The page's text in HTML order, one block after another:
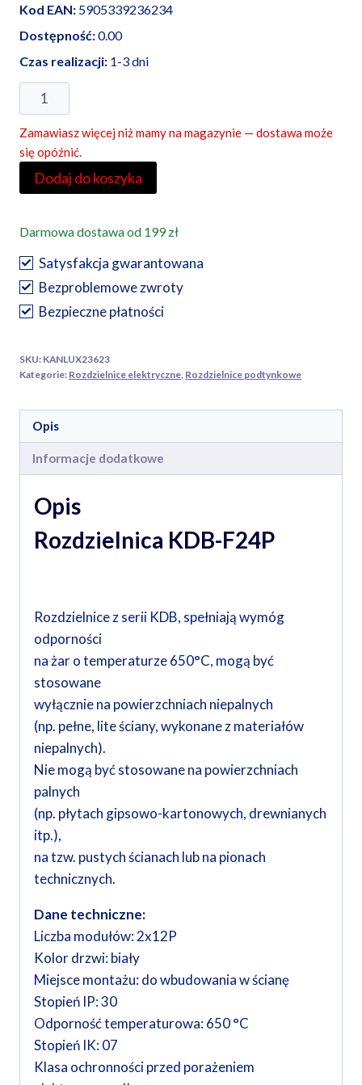
Kod EAN: 5905339236234
Dostępność:0.00
Czas realizacji: 1-3 dni
ilość
Kanlux
rozdzielnica
KDB-
F24P
Zamawiasz więcej niż mamy na magazynie — dostawa może
się opóźnić.
Dodaj do koszyka
Darmowa dostawa od 199 zł
Satysfakcja gwarantowana
Bezproblemowe zwroty
Bezpieczne płatności
SKU: KANLUX23623
Kategorie: Rozdzielnice elektryczne Rozdzielnice podtynkowe
Opis
Informacje dodatkowe
Opis
Rozdzielnica KDB-F24P
Rozdzielnice z serii KDB, spełniają wymóg
odporności
na żar o temperaturze 650°C, mogą być
stosowane
wyłącznie na powierzchniach niepalnych
(np. pełne, lite ściany, wykonane z materiałów
niepalnych).
Nie mogą być stosowane na powierzchniach
palnych
(np. płytach gipsowo-kartonowych, drewnianych
itp.),
na tzw. pustych ścianach lub na pionach
technicznych.
Dane techniczne:
Liczba modułów: 2x12P
Kolor drzwi: biały
Miejsce montażu: do wbudowania w ścianę
Stopień IP: 30
Odporność temperaturowa: 650 °C
Stopień IK: 07
Klasa ochronności przed porażeniem